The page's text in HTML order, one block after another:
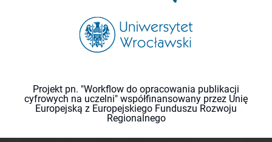
Projekt pn. "Workflow do opracowania publikacji
cyfrowych na uczelni" współfinansowany przez Unię
Europejską z Europejskiego Funduszu Rozwoju
Regionalnego